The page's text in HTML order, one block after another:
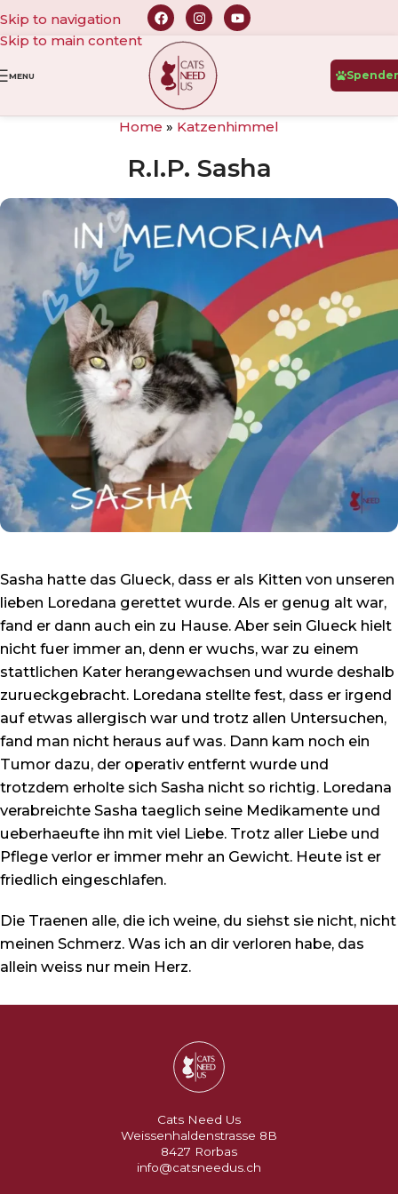
Skip to navigation
Skip to main content
MENU
Home » Katzenhimmel
R.I.P. Sasha
Sasha hatte das Glueck, dass er als Kitten von unseren
lieben Loredana gerettet wurde. Als er genug alt war,
fand er dann auch ein zu Hause. Aber sein Glueck hielt
nicht fuer immer an, denn er wuchs, war zu einem
stattlichen Kater herangewachsen und wurde deshalb
zurueckgebracht. Loredana stellte fest, dass er irgend
auf etwas allergisch war und trotz allen Untersuchen,
fand man nicht heraus auf was. Dann kam noch ein
Tumor dazu, der operativ entfernt wurde und
trotzdem erholte sich Sasha nicht so richtig. Loredana
verabreichte Sasha taeglich seine Medikamente und
ueberhaeufte ihn mit viel Liebe. Trotz aller Liebe und
Pflege verlor er immer mehr an Gewicht. Heute ist er
friedlich eingeschlafen.
Die Traenen alle, die ich weine, du siehst sie nicht, nicht
meinen Schmerz. Was ich an dir verloren habe, das
allein weiss nur mein Herz.
Cats Need Us
Weissenhaldenstrasse 8B
8427 Rorbas
info@catsneedus.ch